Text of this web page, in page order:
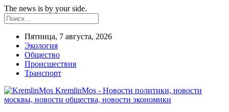
The news is by your side.
Пятница, 7 августа, 2026
Экология
Общество
Происшествия
Транспорт
KremlinMos - Новости политики, новости
москвы, новости общества, новости экономики